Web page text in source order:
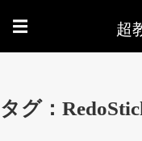
☰ 超
タグ：